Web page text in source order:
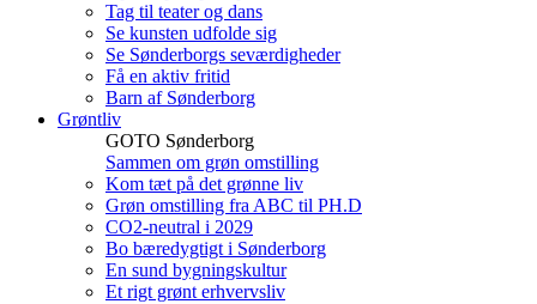
Tag til teater og dans
Se kunsten udfolde sig
Se Sønderborgs seværdigheder
Få en aktiv fritid
Barn af Sønderborg
Grøntliv
GOTO Sønderborg
Sammen om grøn omstilling
Kom tæt på det grønne liv
Grøn omstilling fra ABC til PH.D
CO2-neutral i 2029
Bo bæredygtigt i Sønderborg
En sund bygningskultur
Et rigt grønt erhvervsliv